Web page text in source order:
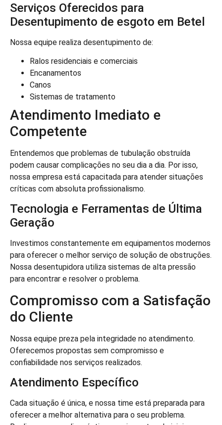
Serviços Oferecidos para
Desentupimento de esgoto em Betel
Nossa equipe realiza desentupimento de:
Ralos residenciais e comerciais
Encanamentos
Canos
Sistemas de tratamento
Atendimento Imediato e
Competente
Entendemos que problemas de tubulação obstruída
podem causar complicações no seu dia a dia. Por isso,
nossa empresa está capacitada para atender situações
críticas com absoluta profissionalismo.
Tecnologia e Ferramentas de Última
Geração
Investimos constantemente em equipamentos modernos
para oferecer o melhor serviço de solução de obstruções.
Nossa desentupidora utiliza sistemas de alta pressão
para encontrar e resolver o problema.
Compromisso com a Satisfação
do Cliente
Nossa equipe preza pela integridade no atendimento.
Oferecemos propostas sem compromisso e
confiabilidade nos serviços realizados.
Atendimento Específico
Cada situação é única, e nossa time está preparada para
oferecer a melhor alternativa para o seu problema.